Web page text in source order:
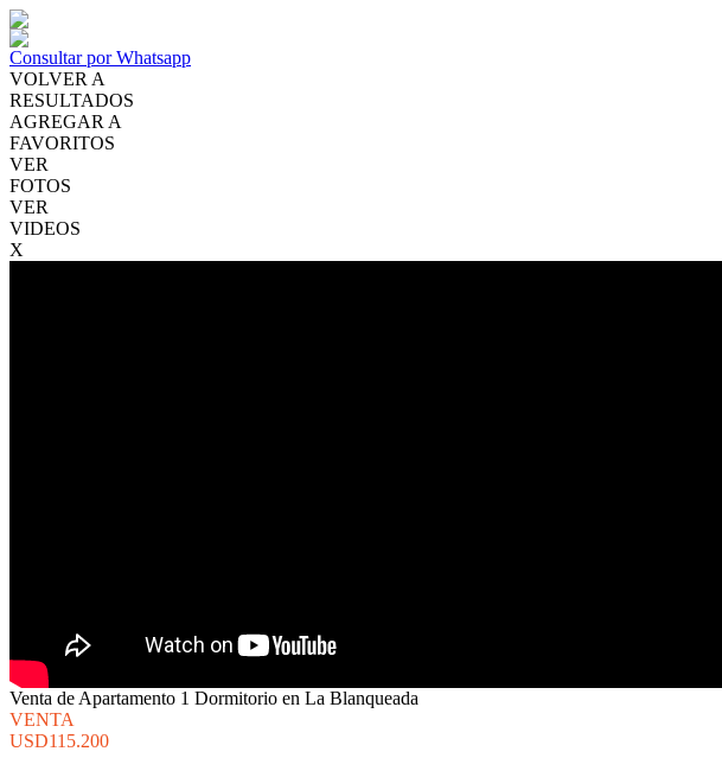
Consultar por Whatsapp
VOLVER A
RESULTADOS
AGREGAR A
FAVORITOS
VER
FOTOS
VER
VIDEOS
X
Venta de Apartamento 1 Dormitorio en La Blanqueada
VENTA
USD115.200